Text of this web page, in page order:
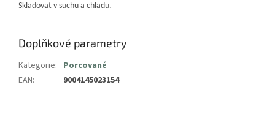
Skladovat v suchu a chladu.
Doplňkové parametry
Kategorie: Porcované
EAN: 9004145023154